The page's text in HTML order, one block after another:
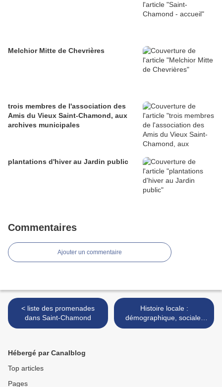
Melchior Mitte de Chevrières
trois membres de l'association des
Amis du Vieux Saint-Chamond, aux
archives municipales
plantations d'hiver au Jardin public
Commentaires
Ajouter un commentaire
< liste des promenades
dans Saint-Chamond
Histoire locale :
démographique, sociale,
politique et culturelle :
Hébergé par Canalblog
Top articles
Pages